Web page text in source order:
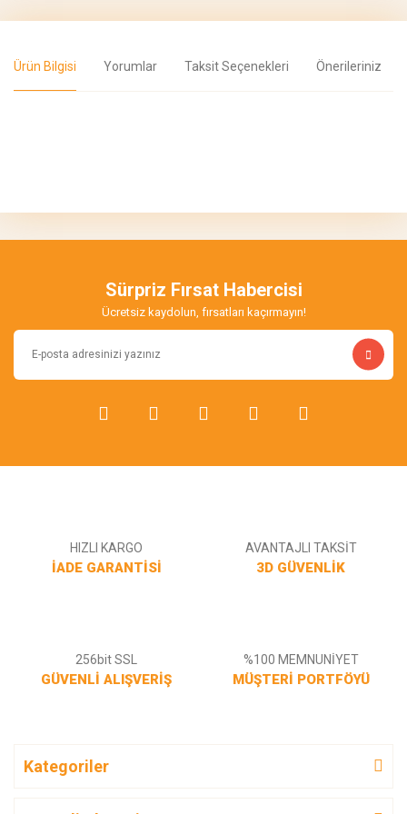
Ürün Bilgisi Yorumlar Taksit Seçenekleri Önerileriniz
Yorum Yaz
Ürün bilgilerinde hatalar bulunuyor.
Ürün fiyatı diğer sitelerden daha pahalı.
Bu ürüne benzer farklı alternatifler olmalı.
Sürpriz Fırsat Habercisi
Ücretsiz kaydolun, fırsatları kaçırmayın!
HIZLI KARGO
İADE GARANTİSİ
AVANTAJLI TAKSİT
3D GÜVENLİK
256bit SSL
GÜVENLİ ALIŞVERİŞ
%100 MEMNUNİYET
MÜŞTERİ PORTFÖYÜ
Kategoriler